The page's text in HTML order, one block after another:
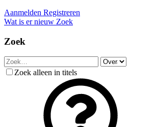
Aanmelden Registreren
Wat is er nieuw Zoek
Zoek
Zoek alleen in titels